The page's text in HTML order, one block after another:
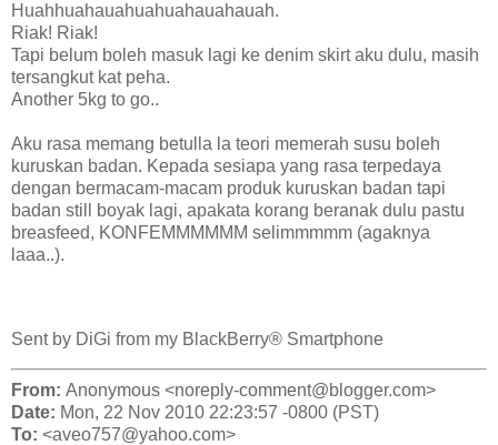
Huahhuahauahuahuahauahauah.
Riak! Riak!
Tapi belum boleh masuk lagi ke denim skirt aku dulu, masih
tersangkut kat peha.
Another 5kg to go..
Aku rasa memang betulla la teori memerah susu boleh
kuruskan badan. Kepada sesiapa yang rasa terpedaya
dengan bermacam-macam produk kuruskan badan tapi
badan still boyak lagi, apakata korang beranak dulu pastu
breasfeed, KONFEMMMMMM selimmmmm (agaknya
laaa..).
Sent by DiGi from my BlackBerry® Smartphone
From: Anonymous <noreply-comment@blogger.com>
Date: Mon, 22 Nov 2010 22:23:57 -0800 (PST)
To: <aveo757@yahoo.com>